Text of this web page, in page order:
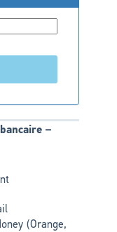
–
(Orange,